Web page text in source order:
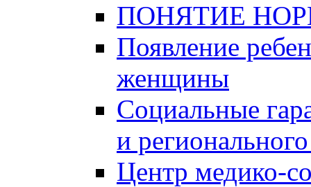
ПОНЯТИЕ
Появление
женщины
Социальные
и
Центр медико-